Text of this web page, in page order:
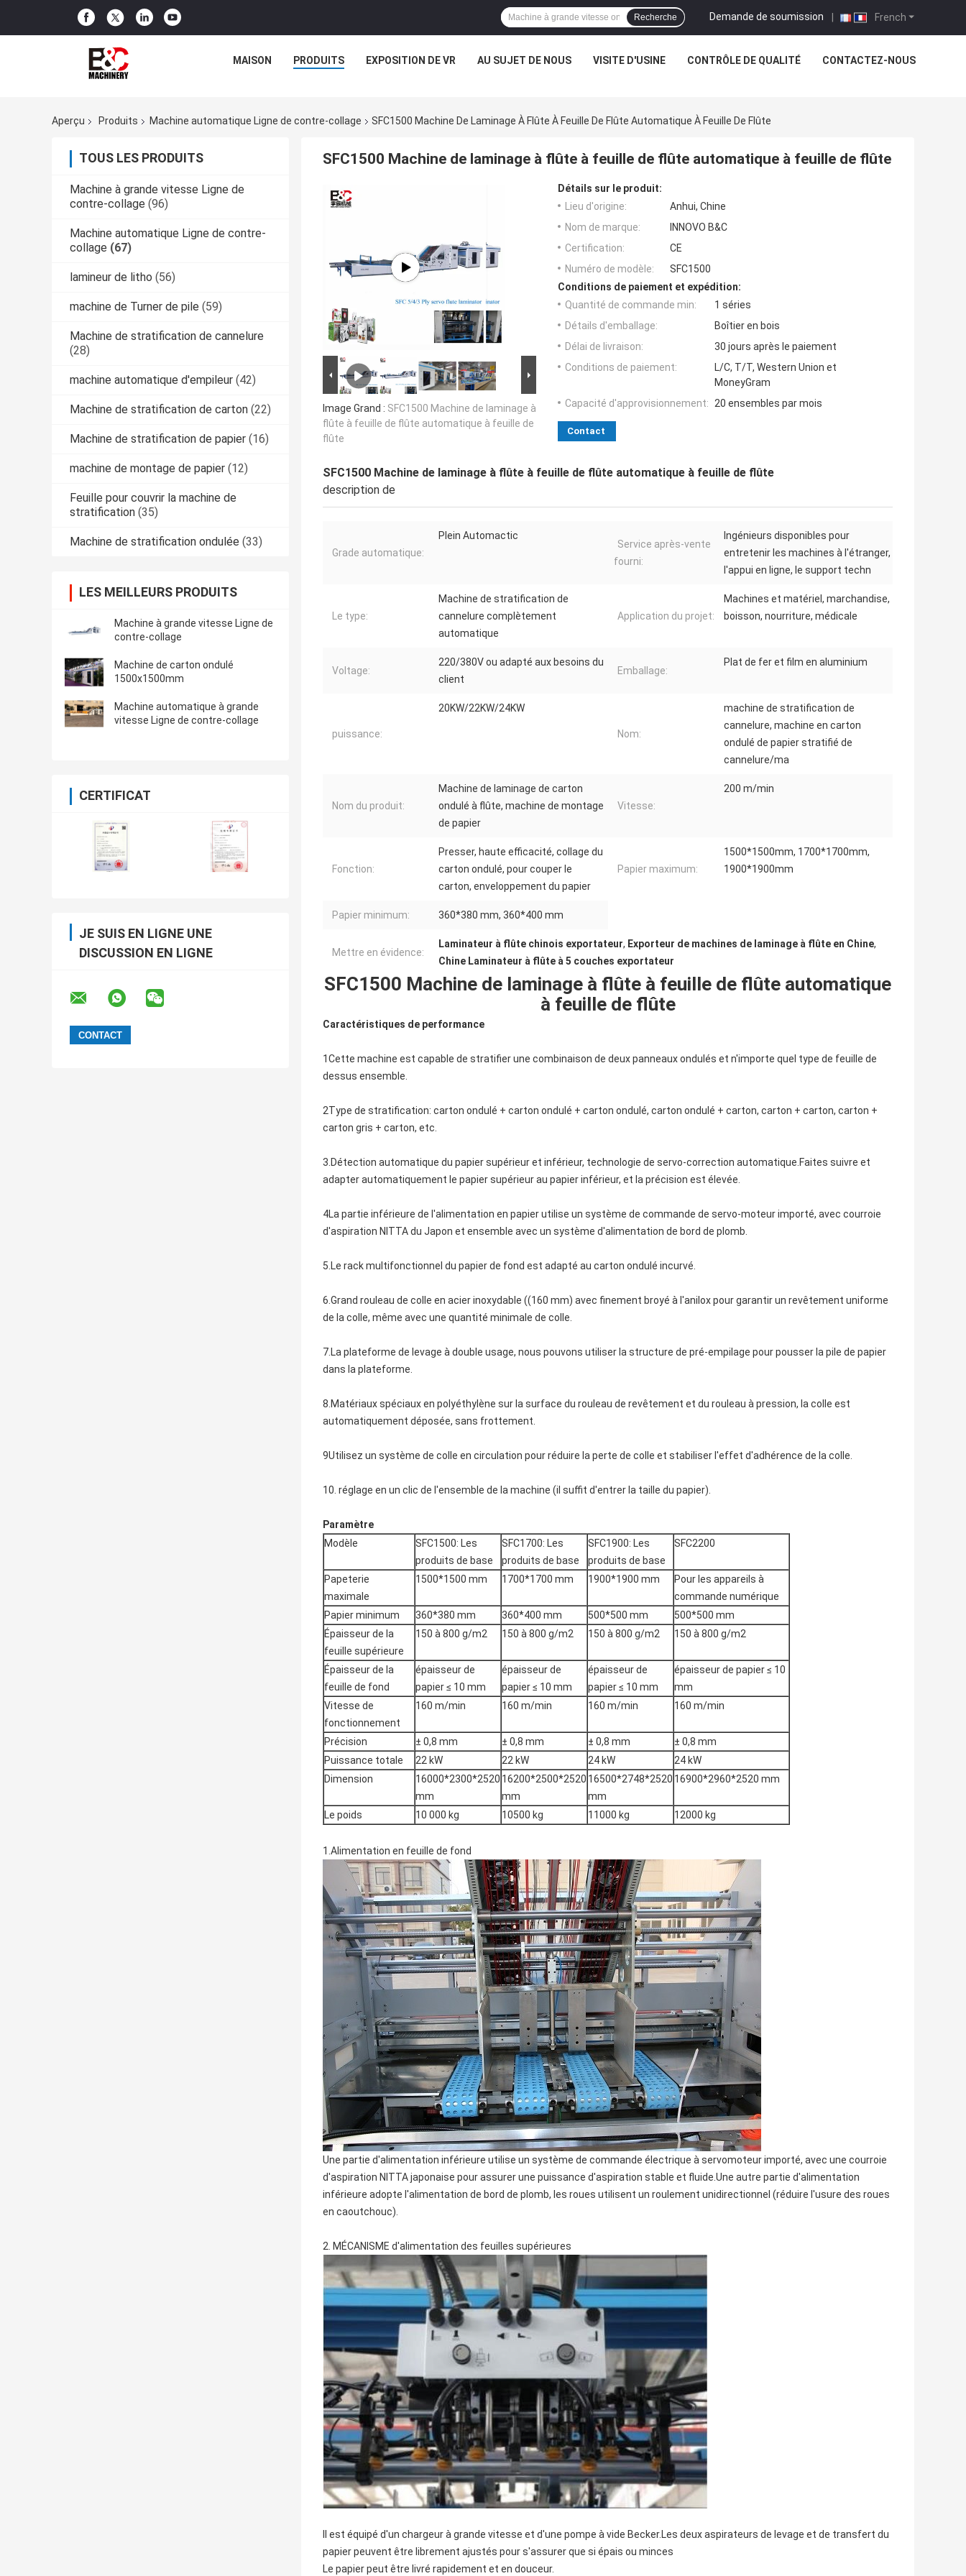
French
Demande de soumission |
Recherche
MAISON PRODUITS EXPOSITION DE VR AU SUJET DE NOUS VISITE D'USINE CONTRÔLE DE QUALITÉ CONTACTEZ-NOUS
Aperçu Produits Machine automatique Ligne de contre-collage SFC1500 Machine De Laminage À Flûte À Feuille De Flûte Automatique À Feuille De Flûte
TOUS LES PRODUITS
Machine à grande vitesse Ligne de
contre-collage (96)
Machine automatique Ligne de contre-
collage (67)
lamineur de litho (56)
machine de Turner de pile (59)
Machine de stratification de cannelure
(28)
machine automatique d'empileur (42)
Machine de stratification de carton (22)
Machine de stratification de papier (16)
machine de montage de papier (12)
Feuille pour couvrir la machine de
stratification (35)
Machine de stratification ondulée (33)
LES MEILLEURS PRODUITS
Machine à grande vitesse Ligne de
contre-collage
Machine de carton ondulé
1500x1500mm
Machine automatique à grande
vitesse Ligne de contre-collage
CERTIFICAT
JE SUIS EN LIGNE UNE
DISCUSSION EN LIGNE
SFC1500 Machine de laminage à flûte à feuille de flûte automatique à feuille de flûte
Image Grand : SFC1500 Machine de laminage à
flûte à feuille de flûte automatique à feuille de
flûte
Détails sur le produit:
Lieu d'origine:
Anhui, Chine
Nom de marque:
INNOVO B&C
Certification:
CE
Numéro de modèle:
SFC1500
Conditions de paiement et expédition:
Quantité de commande min:
1 séries
Détails d'emballage:
Boîtier en bois
Délai de livraison:
30 jours après le paiement
Conditions de paiement:
L/C, T/T, Western Union et
MoneyGram
Capacité d'approvisionnement: 20 ensembles par mois
Contact
SFC1500 Machine de laminage à flûte à feuille de flûte automatique à feuille de flûte
description de
Grade automatique:
Plein Automactic
Service après-vente
fourni:
Ingénieurs disponibles pour
entretenir les machines à l'étranger,
l'appui en ligne, le support techn
Le type:
Machine de stratification de
cannelure complètement
automatique
Application du projet:
Machines et matériel, marchandise,
boisson, nourriture, médicale
Voltage:
220/380V ou adapté aux besoins du
client
Emballage:
Plat de fer et film en aluminium
puissance:
20KW/22KW/24KW
Nom:
machine de stratification de
cannelure, machine en carton
ondulé de papier stratifié de
cannelure/ma
Nom du produit:
Machine de laminage de carton
ondulé à flûte, machine de montage
de papier
Vitesse:
200 m/min
Fonction:
Presser, haute efficacité, collage du
carton ondulé, pour couper le
carton, enveloppement du papier
Papier maximum:
1500*1500mm, 1700*1700mm,
1900*1900mm
Papier minimum: 360*380 mm, 360*400 mm
Mettre en évidence:
Laminateur à flûte chinois exportateur, Exporteur de machines de laminage à flûte en Chine,
Chine Laminateur à flûte à 5 couches exportateur
SFC1500 Machine de laminage à flûte à feuille de flûte automatique
à feuille de flûte
Caractéristiques de performance
1Cette machine est capable de stratifier une combinaison de deux panneaux ondulés et n'importe quel type de feuille de
dessus ensemble.
2Type de stratification: carton ondulé + carton ondulé + carton ondulé, carton ondulé + carton, carton + carton, carton +
carton gris + carton, etc.
3.Détection automatique du papier supérieur et inférieur, technologie de servo-correction automatique.Faites suivre et
adapter automatiquement le papier supérieur au papier inférieur, et la précision est élevée.
4La partie inférieure de l'alimentation en papier utilise un système de commande de servo-moteur importé, avec courroie
d'aspiration NITTA du Japon et ensemble avec un système d'alimentation de bord de plomb.
5.Le rack multifonctionnel du papier de fond est adapté au carton ondulé incurvé.
6.Grand rouleau de colle en acier inoxydable ((160 mm) avec finement broyé à l'anilox pour garantir un revêtement uniforme
de la colle, même avec une quantité minimale de colle.
7.La plateforme de levage à double usage, nous pouvons utiliser la structure de pré-empilage pour pousser la pile de papier
dans la plateforme.
8.Matériaux spéciaux en polyéthylène sur la surface du rouleau de revêtement et du rouleau à pression, la colle est
automatiquement déposée, sans frottement.
9Utilisez un système de colle en circulation pour réduire la perte de colle et stabiliser l'effet d'adhérence de la colle.
10. réglage en un clic de l'ensemble de la machine (il suffit d'entrer la taille du papier).
Paramètre
Modèle
SFC1500: Les
produits de base
SFC1700: Les
produits de base
SFC1900: Les
produits de base
SFC2200
Papeterie
maximale
1500*1500 mm 1700*1700 mm 1900*1900 mm
Pour les appareils à
commande numérique
Papier minimum
360*380 mm 360*400 mm 500*500 mm
500*500 mm
Épaisseur de la
feuille supérieure
150 à 800 g/m2 150 à 800 g/m2 150 à 800 g/m2 150 à 800 g/m2
Épaisseur de la
feuille de fond
épaisseur de
papier ≤ 10 mm
épaisseur de
papier ≤ 10 mm
épaisseur de
papier ≤ 10 mm
épaisseur de papier ≤ 10
mm
Vitesse de
fonctionnement
160 m/min 160 m/min 160 m/min 160 m/min
Précision ± 0,8 mm ± 0,8 mm ± 0,8 mm
± 0,8 mm
Puissance totale
22 kW 22 kW 24 kW
24 kW
Dimension
16000*2300*2520
mm
16200*2500*2520
mm
16500*2748*2520
mm
16900*2960*2520 mm
Le poids 10 000 kg 10500 kg 11000 kg 12000 kg
1.Alimentation en feuille de fond
Une partie d'alimentation inférieure utilise un système de commande électrique à servomoteur importé, avec une courroie
d'aspiration NITTA japonaise pour assurer une puissance d'aspiration stable et fluide.Une autre partie d'alimentation
inférieure adopte l'alimentation de bord de plomb, les roues utilisent un roulement unidirectionnel (réduire l'usure des roues
en caoutchouc).
2. MÉCANISME d'alimentation des feuilles supérieures
Il est équipé d'un chargeur à grande vitesse et d'une pompe à vide Becker.Les deux aspirateurs de levage et de transfert du
papier peuvent être librement ajustés pour s'assurer que si épais ou minces
Le papier peut être livré rapidement et en douceur.